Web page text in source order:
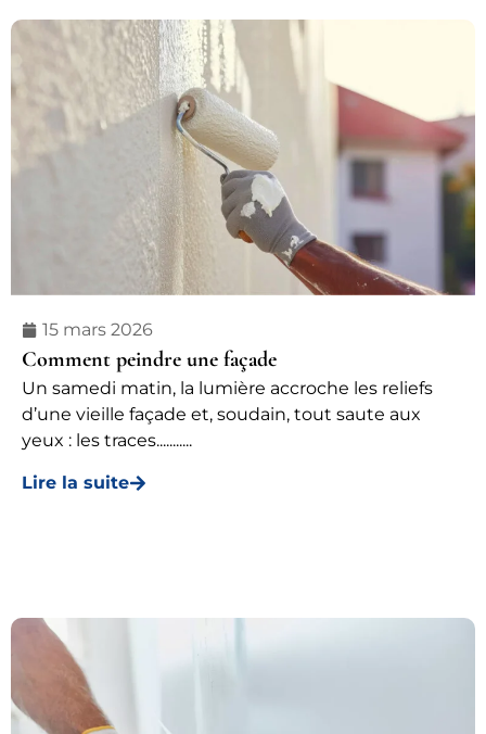
15 mars 2026
Comment peindre une façade
Un samedi matin, la lumière accroche les reliefs
d’une vieille façade et, soudain, tout saute aux
yeux : les traces...........
Lire la suite